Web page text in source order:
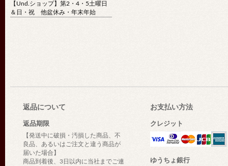
【Und.ショップ】第2・4・5土曜日
＆日・祝 他盆休み・年末年始
返品について
返品期限
【発送中に破損・汚損した商品、不
良品、あるいはご注文と違う商品が
届いた場合】
商品到着後、3日以内に当社までご連
お支払い方法
クレジット
ゆうちょ銀行